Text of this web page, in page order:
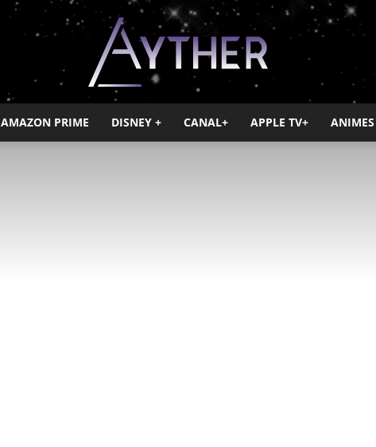
Ayther
AMAZON PRIME DISNEY + CANAL+ APPLE TV+ ANIMES